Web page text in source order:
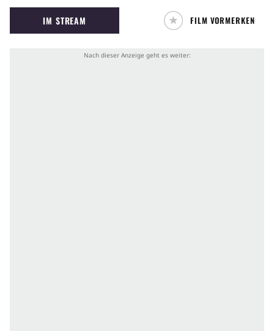
Genrekonventionen und schuf für damalige
Verhältnisse einen Schockern sondergleichen.
Kaum eine Filmszene ist so berühmt wie der
IM STREAM FILM VORMERKEN